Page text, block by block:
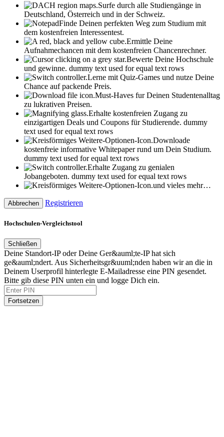
Surfe durch alle Studiengänge in
Deutschland, Österreich und in der Schweiz.
Finde Deinen perfekten Weg zum Studium mit
dem kostenfreien Interessentest.
Ermittle Deine
Aufnahmechancen mit dem kostenfreien Chancenrechner.
Bewerte Deine Hochschule
und gewinne. dummy text used for equal text rows
Lerne mit Quiz-Games und nutze Deine
Chance auf packende Preis.
Must-Haves fur Deinen Studentenalltag
zu lukrativen Preisen.
Erhalte kostenfreien Zugang zu
einzigartigen Deals und Coupons für Studierende. dummy
text used for equal text rows
Downloade
kostenfreie informative Whitepaper rund um Dein Studium.
dummy text used for equal text rows
Erhalte Zugang zu genialen
Jobangeboten. dummy text used for equal text rows
und vieles mehr…
Abbrechen Registrieren
Hochschulen-Vergleichstool
Schließen
Deine Standort-IP oder Deine Ger&auml;te-IP hat sich
ge&auml;ndert. Aus Sicherheitsgr&uuml;nden haben wir an die in
Deinem Userprofil hinterlegte E-Mailadresse eine PIN gesendet.
Bitte gib diese PIN unten ein und logge Dich ein.
Fortsetzen